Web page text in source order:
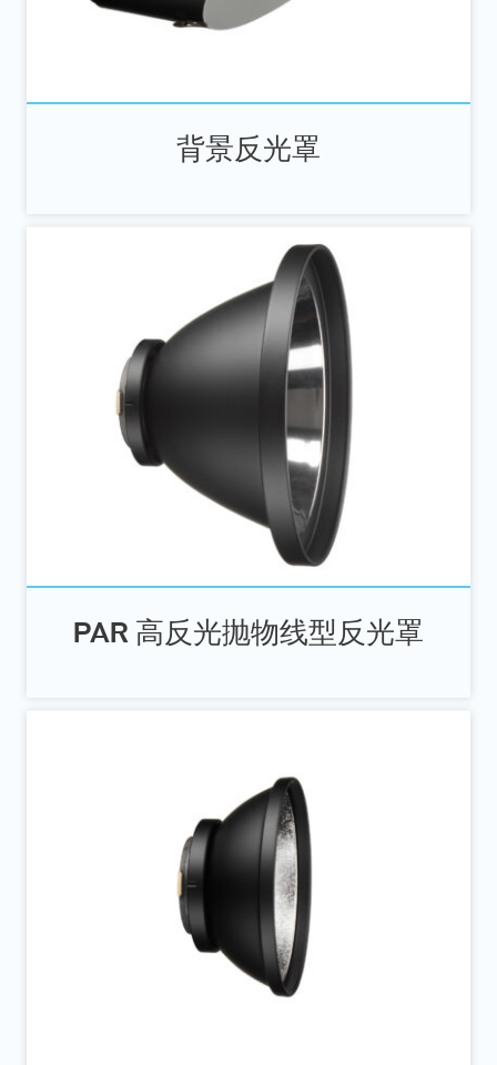
背景反光罩
PAR 高反光抛物线型反光罩